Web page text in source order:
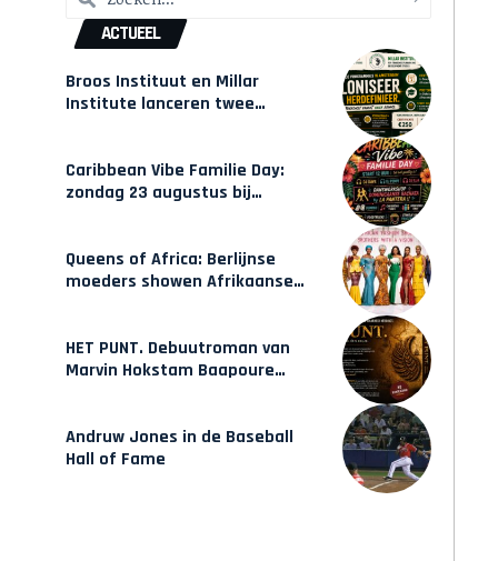
ACTUEEL
Broos Instituut en Millar
Institute lanceren twee
Caribbean Vibe Familie Day:
zondag 23 augustus bij
Queens of Africa: Berlijnse
moeders showen Afrikaanse
HET PUNT. Debuutroman van
Marvin Hokstam Baapoure
Andruw Jones in de Baseball
Hall of Fame